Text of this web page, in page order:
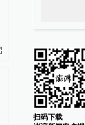
扫码下载